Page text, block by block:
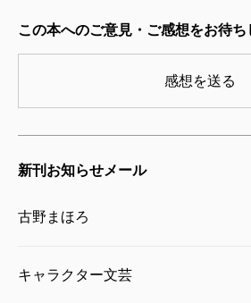
この本へのご意見・ご感想をお待ち
感想を送る
新刊お知らせメール
古野まほろ
キャラクター文芸